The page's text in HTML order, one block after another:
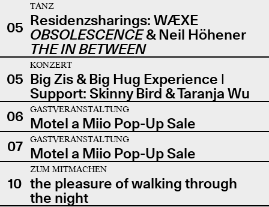
05
TANZ
Residenzsharings: WÆXE
OBSOLESCENCE& Neil Höhener
THE IN BETWEEN
05
KONZERT
Big Zis & Big Hug Experience |
Support: Skinny Bird & Taranja Wu
06
GASTVERANSTALTUNG
Motel a Miio Pop-Up Sale
07
GASTVERANSTALTUNG
Motel a Miio Pop-Up Sale
10
ZUM MITMACHEN
the pleasure of walking through
the night